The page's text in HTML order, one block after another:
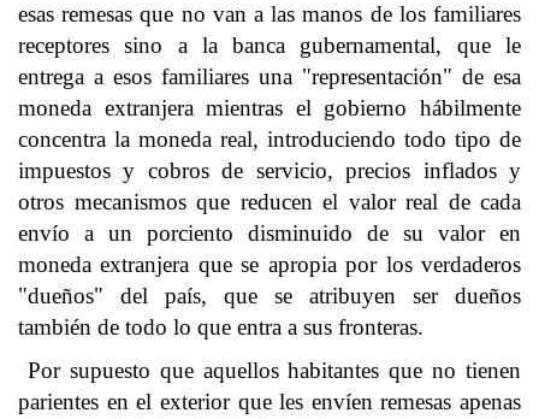
esas remesas que no van a las manos de los familiares
receptores sino a la banca gubernamental, que le
entrega a esos familiares una "representación" de esa
moneda extranjera mientras el gobierno hábilmente
concentra la moneda real, introduciendo todo tipo de
impuestos y cobros de servicio, precios inflados y
otros mecanismos que reducen el valor real de cada
envío a un porciento disminuido de su valor en
moneda extranjera que se apropia por los verdaderos
"dueños" del país, que se atribuyen ser dueños
también de todo lo que entra a sus fronteras.
Por supuesto que aquellos habitantes que no tienen
parientes en el exterior que les envíen remesas apenas